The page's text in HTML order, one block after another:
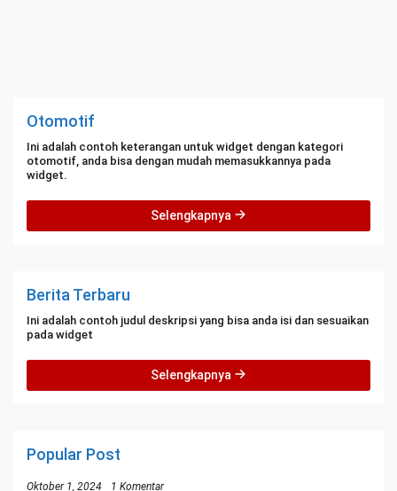
Otomotif
Ini adalah contoh keterangan untuk widget dengan kategori
otomotif, anda bisa dengan mudah memasukkannya pada
widget.
Selengkapnya
Berita Terbaru
Ini adalah contoh judul deskripsi yang bisa anda isi dan sesuaikan
pada widget
Selengkapnya
Popular Post
Oktober 1, 2024 1 Komentar